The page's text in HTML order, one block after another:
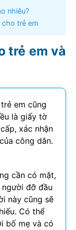
nhiêu?
trẻ em
trẻ em và
em cũng
là giấy tờ
xác nhận
của công dân.
cần có mặt,
đỡ đầu
này cũng sẽ
Có thể
bố mẹ và có